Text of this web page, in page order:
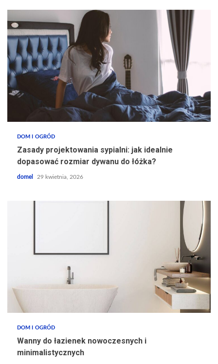
DOM I OGRÓD
Zasady projektowania sypialni: jak idealnie
dopasować rozmiar dywanu do łóżka?
domel 29 kwietnia, 2026
DOM I OGRÓD
Wanny do łazienek nowoczesnych i
minimalistycznych